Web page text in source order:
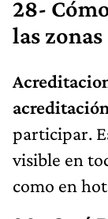
28-
las
participar.
visible en
como en